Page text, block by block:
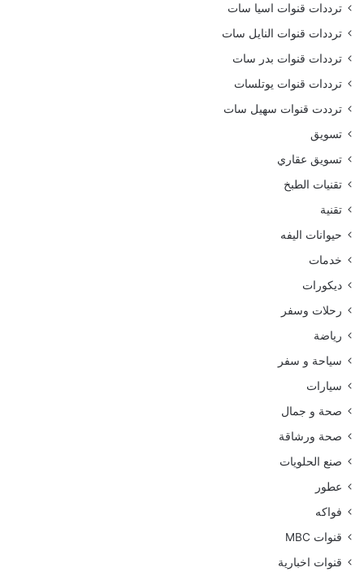
ترددات قنوات اسيا سات
ترددات قنوات النايل سات
ترددات قنوات بدر سات
ترددات قنوات يوتلسات
ترددت قنوات سهيل سات
تسويق
تسويق عقاري
تقنيات الطبخ
تقنية
حيوانات اليفه
خدمات
ديكورات
رحلات وسفر
رياضة
سياحة و سفر
سيارات
صحة و جمال
صحة ورشاقة
صنع الحلويات
عطور
فواكه
قنوات MBC
قنوات اخبارية